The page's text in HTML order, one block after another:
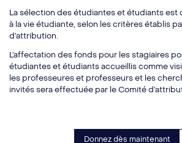
La sélection des étudiantes et étudiants est
à la vie étudiante, selon les critères établis
d’attribution.
L’affectation des fonds pour les stagiaires
étudiantes et étudiants accueillis comme
les professeures et professeurs et les
invités sera effectuée par le Comité
Donnez dès maintenant